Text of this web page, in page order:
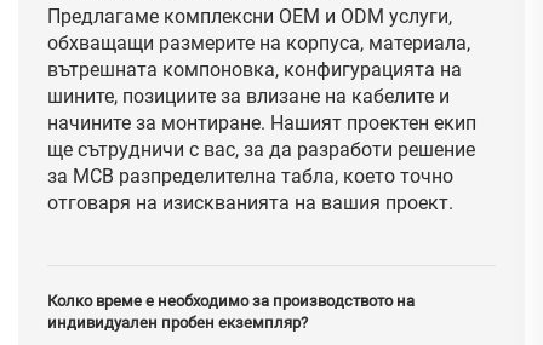
Предлагаме комплексни OEM и ODM услуги,
обхващащи размерите на корпуса, материала,
вътрешната компоновка, конфигурацията на
шините, позициите за влизане на кабелите и
начините за монтиране. Нашият проектен екип
ще сътрудничи с вас, за да разработи решение
за MCB разпределителна табла, което точно
отговаря на изискванията на вашия проект.
Колко време е необходимо за производството на
индивидуален пробен екземпляр?